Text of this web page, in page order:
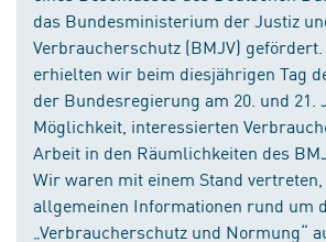
das Bundesministerium der Justiz
Verbraucherschutz (BMJV)
erhielten wir beim diesjährigen Tag
der Bundesregierung am 20. und 21.
Möglichkeit, interessierten
Arbeit in den Räumlichkeiten des
Wir waren mit einem Stand vertreten,
allgemeinen Informationen rund um
„Verbraucherschutz und Normung“